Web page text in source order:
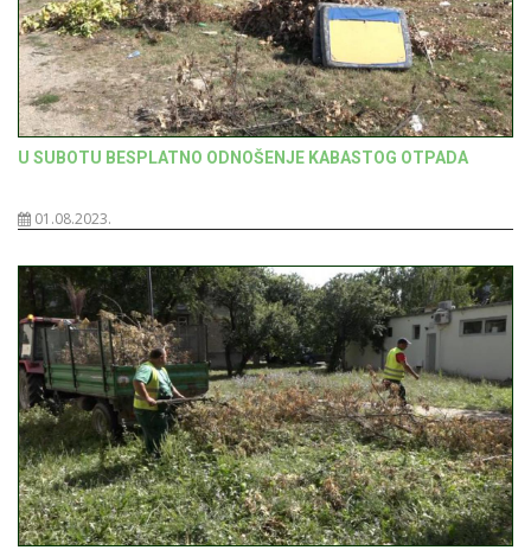
U SUBOTU BESPLATNO ODNOŠENJE KABASTOG OTPADA
01.08.2023.